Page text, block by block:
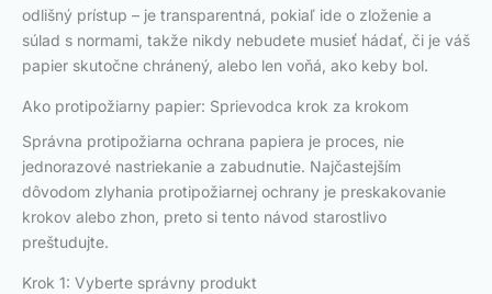
odlišný prístup – je transparentná, pokiaľ ide o zloženie a
súlad s normami, takže nikdy nebudete musieť hádať, či je váš
papier skutočne chránený, alebo len voňá, ako keby bol.
Ako protipožiarny papier: Sprievodca krok za krokom
Správna protipožiarna ochrana papiera je proces, nie
jednorazové nastriekanie a zabudnutie. Najčastejším
dôvodom zlyhania protipožiarnej ochrany je preskakovanie
krokov alebo zhon, preto si tento návod starostlivo
preštudujte.
Krok 1: Vyberte správny produkt